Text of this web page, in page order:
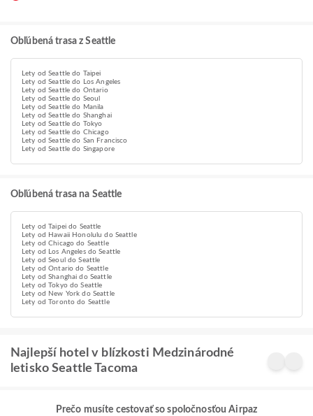
Obľúbená trasa z Seattle
Lety od Seattle do Taipei
Lety od Seattle do Los Angeles
Lety od Seattle do Ontario
Lety od Seattle do Seoul
Lety od Seattle do Manila
Lety od Seattle do Shanghai
Lety od Seattle do Tokyo
Lety od Seattle do Chicago
Lety od Seattle do San Francisco
Lety od Seattle do Singapore
Obľúbená trasa na Seattle
Lety od Taipei do Seattle
Lety od Hawaii Honolulu do Seattle
Lety od Chicago do Seattle
Lety od Los Angeles do Seattle
Lety od Seoul do Seattle
Lety od Ontario do Seattle
Lety od Shanghai do Seattle
Lety od Tokyo do Seattle
Lety od New York do Seattle
Lety od Toronto do Seattle
Najlepší hotel v blízkosti Medzinárodné
letisko Seattle Tacoma
Prečo musíte cestovať so spoločnosťou Airpaz